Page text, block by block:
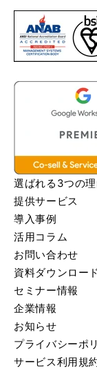
選ばれる3つの
提供サービス
導入事例
活用コラム
お問い合わせ
資料ダウンロード
セミナー情報
企業情報
お知らせ
プライバシーポ
サービス利用規